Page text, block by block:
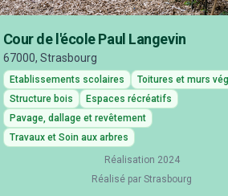
Cour de l'école Paul Langevin
67000, Strasbourg
Etablissements scolaires
Toitures et murs
Structure bois
Espaces récréatifs
Pavage, dallage et revêtement
Travaux et Soin aux arbres
Réalisation 2024
Réalisé par Strasbourg